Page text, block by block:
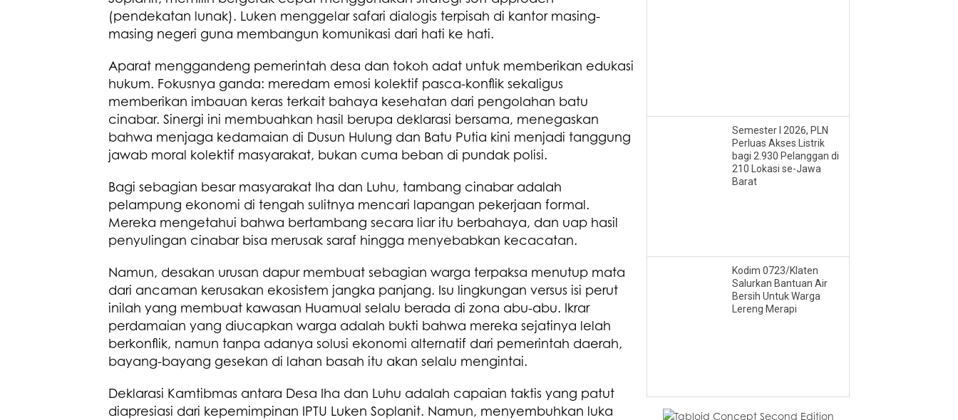
(pendekatan lunak). Luken menggelar safari dialogis terpisah di kantor masing-
masing negeri guna membangun komunikasi dari hati ke hati.
Aparat menggandeng pemerintah desa dan tokoh adat untuk memberikan edukasi
hukum. Fokusnya ganda: meredam emosi kolektif pasca-konflik sekaligus
memberikan imbauan keras terkait bahaya kesehatan dari pengolahan batu
cinabar. Sinergi ini membuahkan hasil berupa deklarasi bersama, menegaskan
bahwa menjaga kedamaian di Dusun Hulung dan Batu Putia kini menjadi tanggung
jawab moral kolektif masyarakat, bukan cuma beban di pundak polisi.
Bagi sebagian besar masyarakat Iha dan Luhu, tambang cinabar adalah
pelampung ekonomi di tengah sulitnya mencari lapangan pekerjaan formal.
Mereka mengetahui bahwa bertambang secara liar itu berbahaya, dan uap hasil
penyulingan cinabar bisa merusak saraf hingga menyebabkan kecacatan.
Namun, desakan urusan dapur membuat sebagian warga terpaksa menutup mata
dari ancaman kerusakan ekosistem jangka panjang. Isu lingkungan versus isi perut
inilah yang membuat kawasan Huamual selalu berada di zona abu-abu. Ikrar
perdamaian yang diucapkan warga adalah bukti bahwa mereka sejatinya lelah
berkonflik, namun tanpa adanya solusi ekonomi alternatif dari pemerintah daerah,
bayang-bayang gesekan di lahan basah itu akan selalu mengintai.
Deklarasi Kamtibmas antara Desa Iha dan Luhu adalah capaian taktis yang patut
diapresiasi dari kepemimpinan IPTU Luken Soplanit. Namun, menyembuhkan luka
Semester I 2026, PLN
Perluas Akses Listrik
bagi 2.930 Pelanggan di
210 Lokasi se-Jawa
Barat
Kodim 0723/Klaten
Salurkan Bantuan Air
Bersih Untuk Warga
Lereng Merapi